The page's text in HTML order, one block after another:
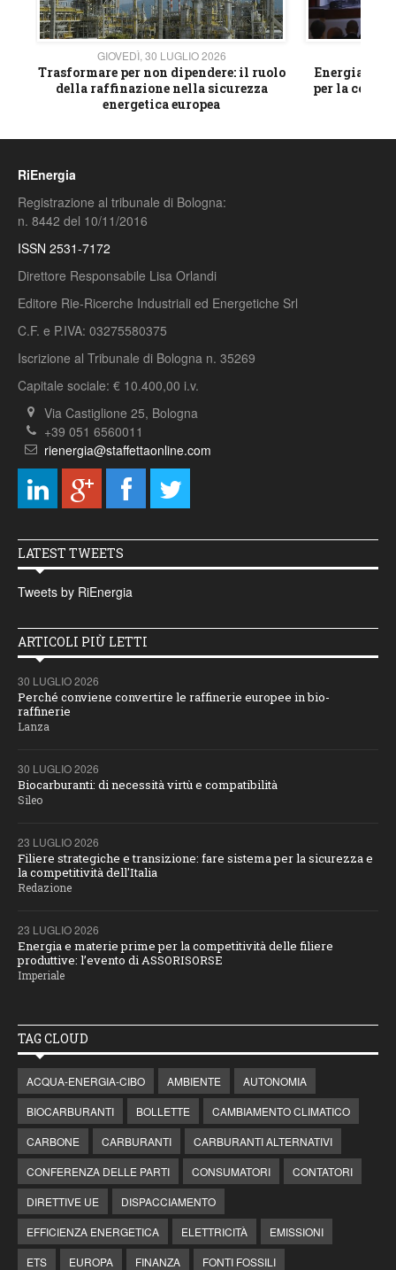
GIOVEDÌ, 30 LUGLIO 2026
Trasformare per non dipendere: il ruolo
della raffinazione nella sicurezza
energetica europea
Energia e
per la
RiEnergia
Registrazione al tribunale di Bologna:
n. 8442 del 10/11/2016
ISSN 2531-7172
Direttore Responsabile Lisa Orlandi
Editore Rie-Ricerche Industriali ed Energetiche Srl
C.F. e P.IVA: 03275580375
Iscrizione al Tribunale di Bologna n. 35269
Capitale sociale: € 10.400,00 i.v.
Via Castiglione 25, Bologna
+39 051 6560011
rienergia@staffettaonline.com
LATEST TWEETS
Tweets by RiEnergia
ARTICOLI PIÙ LETTI
30 LUGLIO 2026
Perché conviene convertire le raffinerie europee in bio-
raffinerie
Lanza
30 LUGLIO 2026
Biocarburanti: di necessità virtù e compatibilità
Sileo
23 LUGLIO 2026
Filiere strategiche e transizione: fare sistema per la sicurezza e
la competitività dell'Italia
Redazione
23 LUGLIO 2026
Energia e materie prime per la competitività delle filiere
produttive: l’evento di ASSORISORSE
Imperiale
TAG CLOUD
ACQUA-ENERGIA-CIBO AMBIENTE
AUTONOMIA
BIOCARBURANTI
BOLLETTE
CAMBIAMENTO CLIMATICO
CARBONE
CARBURANTI
CARBURANTI ALTERNATIVI
CONFERENZA DELLE PARTI
CONSUMATORI
CONTATORI
DIRETTIVE UE
DISPACCIAMENTO
EFFICIENZA ENERGETICA
ELETTRICITÀ
EMISSIONI
ETS
EUROPA FINANZA FONTI FOSSILI